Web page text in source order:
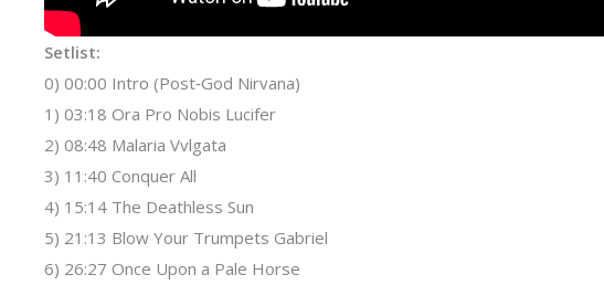
Setlist:
0) 00:00 Intro (Post‐God Nirvana)
1) 03:18 Ora Pro Nobis Lucifer
2) 08:48 Malaria Vvlgata
3) 11:40 Conquer All
4) 15:14 The Deathless Sun
5) 21:13 Blow Your Trumpets Gabriel
6) 26:27 Once Upon a Pale Horse